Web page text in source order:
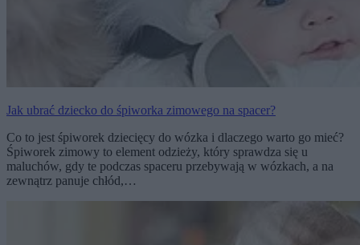
Jak ubrać dziecko do śpiworka zimowego na spacer?
Co to jest śpiworek dziecięcy do wózka i dlaczego warto go mieć?
Śpiworek zimowy to element odzieży, który sprawdza się u
maluchów, gdy te podczas spaceru przebywają w wózkach, a na
zewnątrz panuje chłód,…